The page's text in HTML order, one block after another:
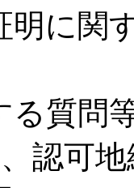
明に関
る質問
可地